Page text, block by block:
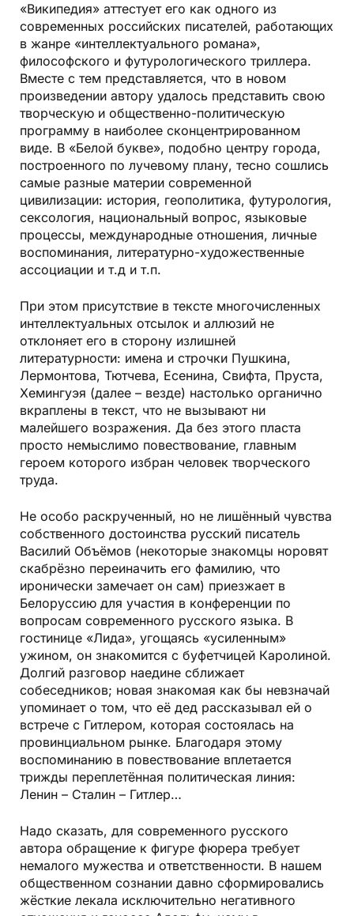
«Википедия» аттестует его как одного из
современных российских писателей, работающих
в жанре «интеллектуального романа»,
философского и футурологического триллера.
Вместе с тем представляется, что в новом
произведении автору удалось представить свою
творческую и общественно-политическую
программу в наиболее сконцентрированном
виде. В «Белой букве», подобно центру города,
построенного по лучевому плану, тесно сошлись
самые разные материи современной
цивилизации: история, геополитика, футурология,
сексология, национальный вопрос, языковые
процессы, международные отношения, личные
воспоминания, литературно-художественные
ассоциации и т.д и т.п.
При этом присутствие в тексте многочисленных
интеллектуальных отсылок и аллюзий не
отклоняет его в сторону излишней
литературности: имена и строчки Пушкина,
Лермонтова, Тютчева, Есенина, Свифта, Пруста,
Хемингуэя (далее – везде) настолько органично
вкрап­лены в текст, что не вызывают ни
малейшего возражения. Да без этого пласта
просто немыслимо повествование, главным
героем которого избран человек творческого
труда.
Не особо раскрученный, но не лишённый чувства
собственного достоинства русский писатель
Василий Объёмов (некоторые знакомцы норовят
скабрёзно переиначить его фамилию, что
иронически замечает он сам) приезжает в
Белоруссию для участия в конференции по
вопросам современного русского языка. В
гостинице «Лида», угощаясь «усиленным»
ужином, он знакомится с буфетчицей Каролиной.
Долгий разговор наедине сближает
собеседников; новая знакомая как бы невзначай
упоминает о том, что её дед рассказывал ей о
встрече с Гитлером, которая состоялась на
провинциальном рынке. Благодаря этому
воспоминанию в повествование вплетается
трижды переплетённая политическая линия:
Ленин – Сталин – Гитлер…
Надо сказать, для современного русского
автора обращение к фигуре фюрера требует
немалого мужества и ответственности. В нашем
общественном сознании давно сформировались
жёсткие лекала исключительно негативного